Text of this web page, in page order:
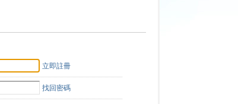
立即註冊
找回密碼